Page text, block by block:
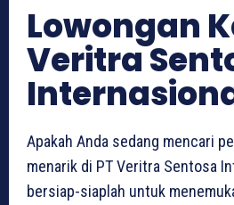
Lowongan
Veritra
Apakah Anda sedang mencari
menarik di PT Veritra Sentosa
bersiap-siaplah untuk